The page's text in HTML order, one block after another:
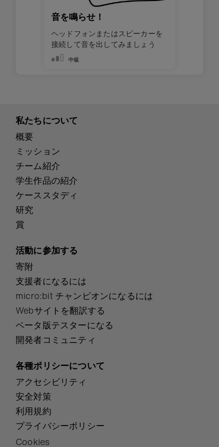
音を鳴らせ！
ヘッドフォンまたはスピーカーを
接続して音を出してみましょう
中級
私たちについて
概要
ミッション
チーム紹介
学生作品の紹介
ケーススタディ
研究
賞
活動に参加する
寄附
支援者になるには
micro:bit チャンピオンになるには
Webサイトを翻訳する
ベータ版テスターになる
開発者コミュニティ
各種ポリシーについて
アクセシビリティ
安全対策
利用規約
プライバシーポリシー
Cookies